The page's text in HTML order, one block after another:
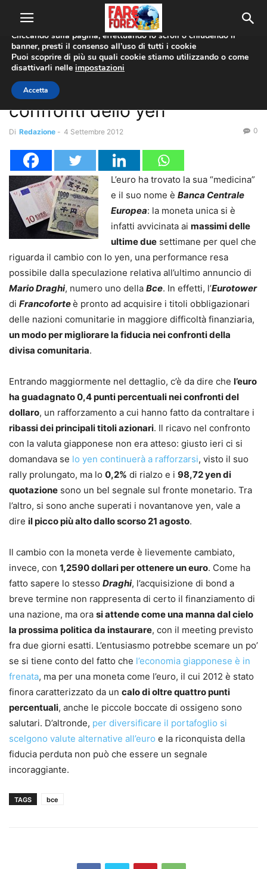
Home Coppie Valute EUR/JPY
Coppie Valute EUR/JPY
L’euro guadagna terreno nei
confronti dello yen
Di Redazione - 4 Settembre 2012 0
L’euro ha trovato la sua “medicina”
e il suo nome è Banca Centrale
Europea: la moneta unica si è
infatti avvicinata ai massimi delle
ultime due settimane per quel che
riguarda il cambio con lo yen, una performance resa
possibile dalla speculazione relativa all’ultimo annuncio di
Mario Draghi, numero uno della Bce. In effetti, l’Eurotower
di Francoforteè pronto ad acquisire i titoli obbligazionari
delle nazioni comunitarie in maggiore difficoltà finanziaria,
un modo per migliorare la fiducia nei confronti della
divisa comunitaria.
Entrando maggiormente nel dettaglio, c’è da dire che l’euro
ha guadagnato 0,4 punti percentuali nei confronti del
dollaro, un rafforzamento a cui hanno fatto da contraltare i
ribassi dei principali titoli azionari. Il ricavo nel confronto
con la valuta giapponese non era atteso: giusto ieri ci si
domandava se lo yen continuerà a rafforzarsi, visto il suo
rally prolungato, ma lo 0,2% di rialzo e i 98,72 yen di
quotazione sono un bel segnale sul fronte monetario. Tra
l’altro, si sono anche superati i novantanove yen, vale a
dire il picco più alto dallo scorso 21 agosto.
Il cambio con la moneta verde è lievemente cambiato,
invece, con 1,2590 dollari per ottenere un euro. Come ha
fatto sapere lo stesso Draghi, l’acquisizione di bond a
breve termine non rappresenta di certo il finanziamento di
una nazione, ma ora si attende come una manna dal cielo
la prossima politica da instaurare, con il meeting previsto
fra due giorni esatti. L’entusiasmo potrebbe scemare un po’
se si tiene conto del fatto che l’economia giapponese è in
frenata, ma per una moneta come l’euro, il cui 2012 è stato
finora caratterizzato da un calo di oltre quattro punti
percentuali, anche le piccole boccate di ossigeno sono
salutari. D’altronde, per diversificare il portafoglio si
scelgono valute alternative all’euro e la riconquista della
fiducia perduta non può che essere un segnale
incoraggiante.
TAGS bce
Utilizziamo i cookie per offrirti la migliore esperienza sul nostro
sito web.
Cliccando sulla pagina, effettuando lo scroll o chiudendo il
banner, presti il consenso all’uso di tutti i cookie
Puoi scoprire di più su quali cookie stiamo utilizzando o come
disattivarli nelle impostazioni
Accetta